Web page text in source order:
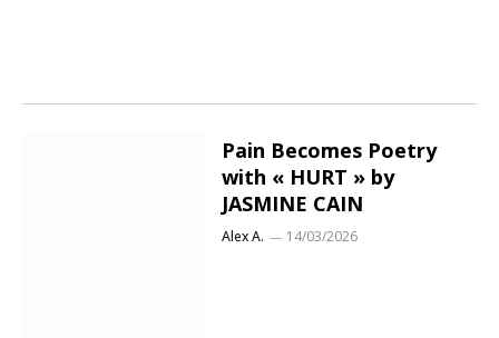
Pain Becomes Poetry
with « HURT » by
JASMINE CAIN
Alex A. 14/03/2026